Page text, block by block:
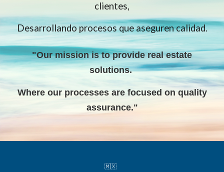
clientes,
Desarrollando procesos que aseguren calidad.
"Our mission is to provide real estate
solutions.
Where our processes are focused on quality
assurance."
🇲🇽